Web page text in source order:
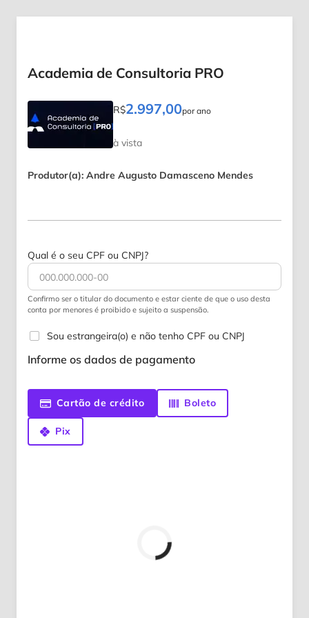
Academia de Consultoria PRO
R$2.997,00por ano
à vista
Produtor(a): Andre Augusto Damasceno Mendes
Qual é o seu CPF ou CNPJ?
Confirmo ser o titular do documento e estar ciente de que o uso desta
conta por menores é proibido e sujeito a suspensão.
Sou estrangeira(o) e não tenho CPF ou CNPJ
Informe os dados de pagamento
Cartão de crédito Boleto
Pix